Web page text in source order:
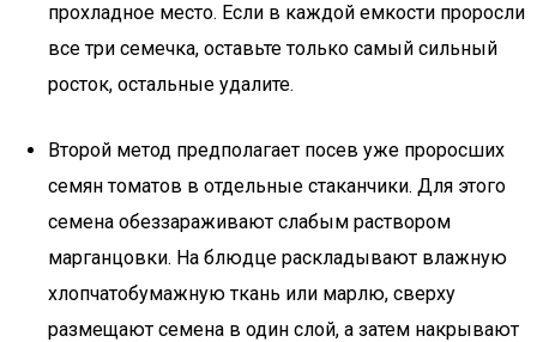
прохладное место. Если в каждой емкости проросли
все три семечка, оставьте только самый сильный
росток, остальные удалите.
Второй метод предполагает посев уже проросших
семян томатов в отдельные стаканчики. Для этого
семена обеззараживают слабым раствором
марганцовки. На блюдце раскладывают влажную
хлопчатобумажную ткань или марлю, сверху
размещают семена в один слой, а затем накрывают